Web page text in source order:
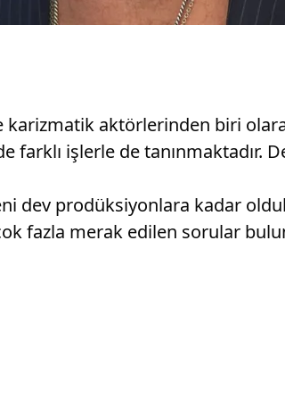
aktörlerinden biri
farklı işlerle de tanınmaktadır.
dev prodüksiyonlara kadar
fazla merak edilen sorular